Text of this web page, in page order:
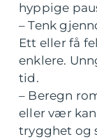
hyppige
– Tenk
Ett eller få
enklere.
tid.
– Beregn
eller vær
trygghet og